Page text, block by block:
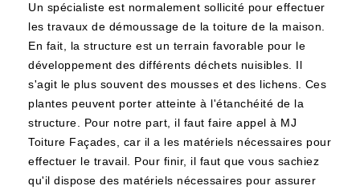
Un spécialiste est normalement sollicité pour effectuer
les travaux de démoussage de la toiture de la maison.
En fait, la structure est un terrain favorable pour le
développement des différents déchets nuisibles. Il
s'agit le plus souvent des mousses et des lichens. Ces
plantes peuvent porter atteinte à l'étanchéité de la
structure. Pour notre part, il faut faire appel à MJ
Toiture Façades, car il a les matériels nécessaires pour
effectuer le travail. Pour finir, il faut que vous sachiez
qu'il dispose des matériels nécessaires pour assurer